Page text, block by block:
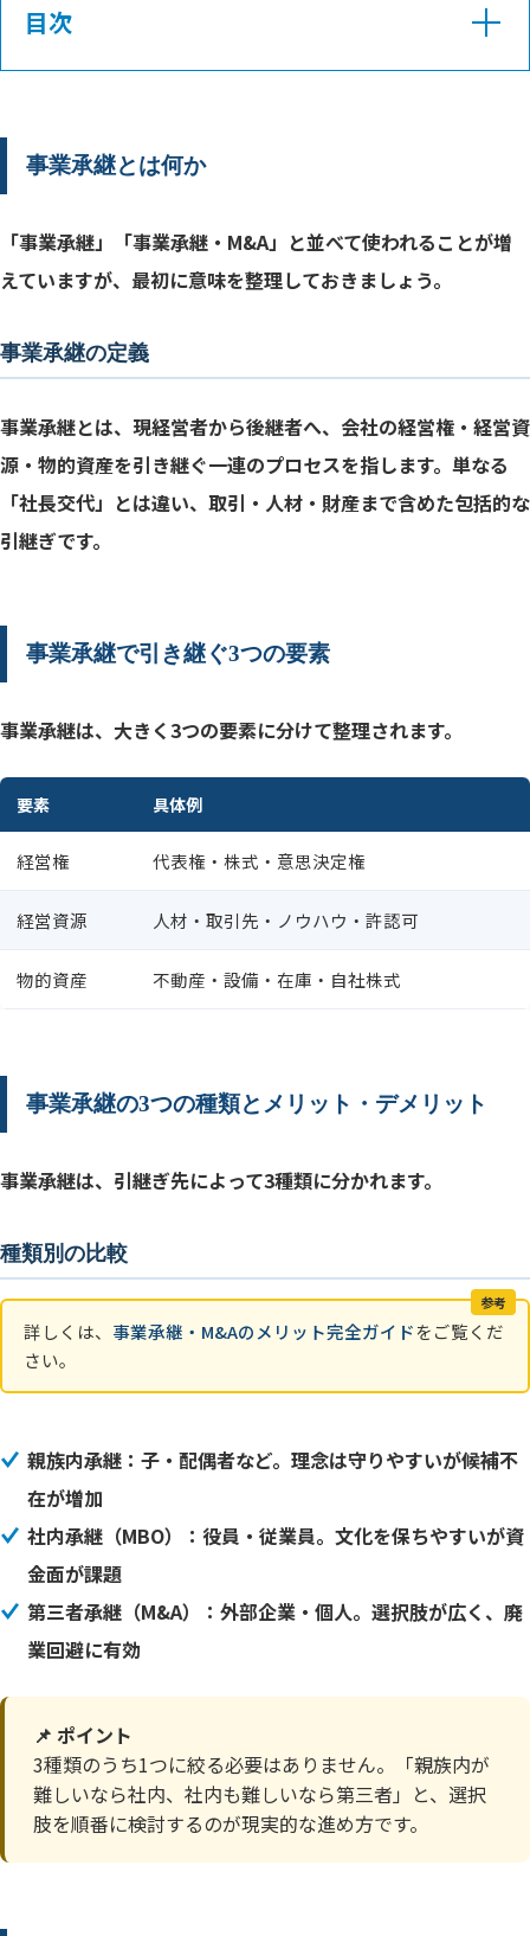
目次
種類別の比較
後継者不在と高齢化
主な税金の種類
事業承継税制の活用
2：複数の選択肢を比較する
事業承継とは何か
「事業承継」「事業承継・M&A」と並べて使われることが増
えていますが、最初に意味を整理しておきましょう。
事業承継の定義
事業承継とは、現経営者から後継者へ、会社の経営権・経営資
源・物的資産を引き継ぐ一連のプロセスを指します。単なる
「社長交代」とは違い、取引・人材・財産まで含めた包括的な
引継ぎです。
事業承継で引き継ぐ3つの要素
事業承継は、大きく3つの要素に分けて整理されます。
要素 具体例
経営権 代表権・株式・意思決定権
経営資源 人材・取引先・ノウハウ・許認可
物的資産 不動産・設備・在庫・自社株式
事業承継の3つの種類とメリット・デメリット
事業承継は、引継ぎ先によって3種類に分かれます。
種類別の比較
参考
詳しくは、 事業承継・M&Aのメリット完全ガイドをご覧くだ
さい。
親族内承継：子・配偶者など。理念は守りやすいが候補不
在が増加
社内承継（MBO）：役員・従業員。文化を保ちやすいが資
金面が課題
第三者承継（M&A）：外部企業・個人。選択肢が広く、廃
業回避に有効
📌 ポイント
3種類のうち1つに絞る必要はありません。「親族内が
難しいなら社内、社内も難しいなら第三者」と、選択
肢を順番に検討するのが現実的な進め方です。